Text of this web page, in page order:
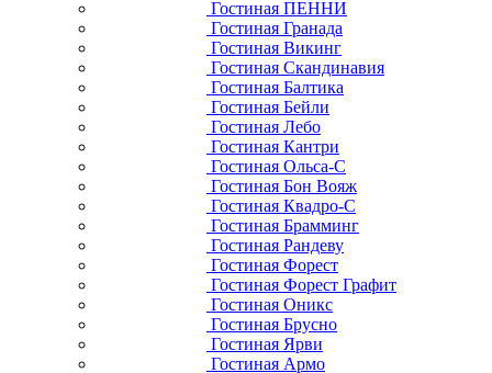
Гостиная ПЕННИ
Гостиная Гранада
Гостиная Викинг
Гостиная Скандинавия
Гостиная Балтика
Гостиная Бейли
Гостиная Лебо
Гостиная Кантри
Гостиная Ольса-С
Гостиная Бон Вояж
Гостиная Квадро-С
Гостиная Брамминг
Гостиная Рандеву
Гостиная Форест
Гостиная Форест Графит
Гостиная Оникс
Гостиная Брусно
Гостиная Ярви
Гостиная Армо